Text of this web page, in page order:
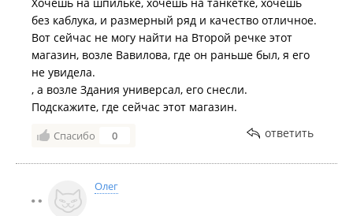
без каблука, и размерный ряд и качество отличное.
Вот сейчас не могу найти на Второй речке этот
магазин, возле Вавилова, где он раньше был, я его
не увидела.
, а возле Здания универсал, его снесли.
Подскажите, где сейчас этот магазин.
Спасибо 0 ответить
Олег